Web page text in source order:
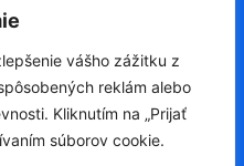
vášho zážitku z
reklám alebo
Kliknutím na „Prijať
súborov cookie.